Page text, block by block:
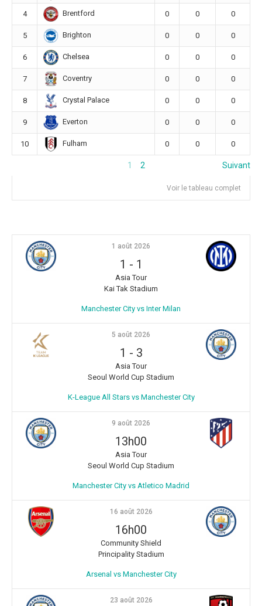
4 Brentford 0 0 0
5 Brighton 0 0 0
6 Chelsea 0 0 0
7 Coventry 0 0 0
8 Crystal Palace 0 0 0
9 Everton 0 0 0
10 Fulham 0 0 0
1 2 Suivant
Voir le tableau complet
1 août 2026
1 - 1
Asia Tour
Kai Tak Stadium
Manchester City vs Inter Milan
5 août 2026
1 - 3
Asia Tour
Seoul World Cup Stadium
K-League All Stars vs Manchester City
9 août 2026
13h00
Asia Tour
Seoul World Cup Stadium
Manchester City vs Atletico Madrid
16 août 2026
16h00
Community Shield
Principality Stadium
Arsenal vs Manchester City
23 août 2026